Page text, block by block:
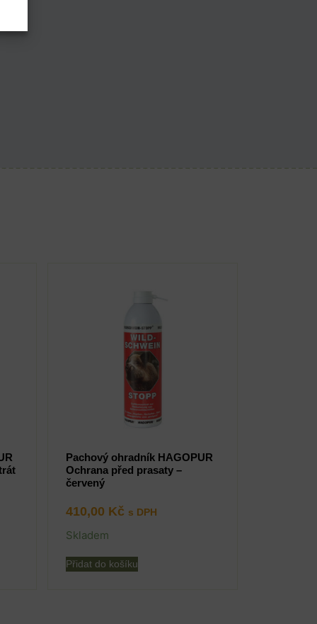
Pachový ohradník HAGOPUR
Ochrana před prasaty –
červený
410,00 Kč s DPH
Skladem
Přidat do košíku